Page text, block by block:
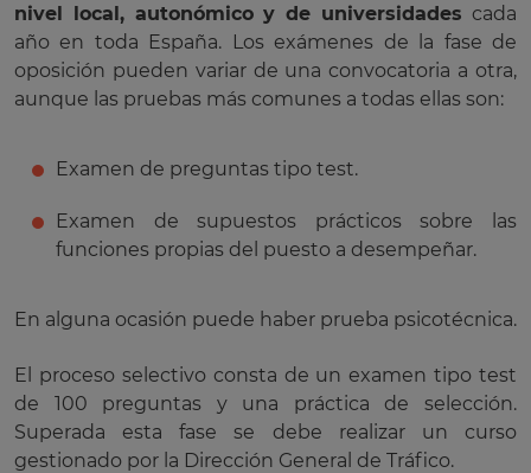
nivel local, autonómico y de universidades cada
año en toda España. Los exámenes de la fase de
oposición pueden variar de una convocatoria a otra,
aunque las pruebas más comunes a todas ellas son:
Examen de preguntas tipo test.
Examen de supuestos prácticos sobre las
funciones propias del puesto a desempeñar.
En alguna ocasión puede haber prueba psicotécnica.
El proceso selectivo consta de un examen tipo test
de 100 preguntas y una práctica de selección.
Superada esta fase se debe realizar un curso
gestionado por la Dirección General de Tráfico.